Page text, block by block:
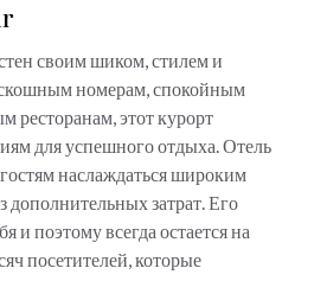
своим шиком, стилем и
номерам, спокойным
ресторанам, этот курорт
для успешного отдыха. Отель
наслаждаться широким
дополнительных затрат. Его
и поэтому всегда остается на
посетителей, которые